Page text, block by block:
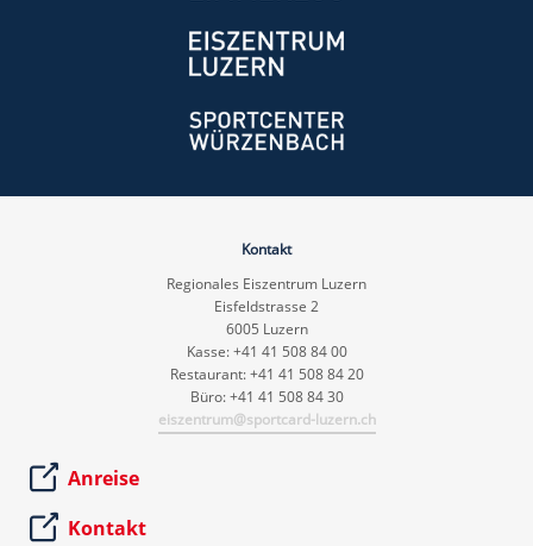
Kontakt
Regionales Eiszentrum Luzern
Eisfeldstrasse 2
6005 Luzern
Kasse: +41 41 508 84 00
Restaurant: +41 41 508 84 20
Büro: +41 41 508 84 30
eiszentrum@sportcard-luzern.ch
Anreise
Kontakt